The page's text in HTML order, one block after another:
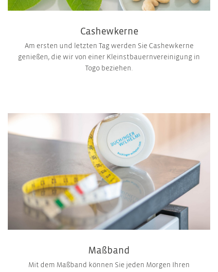
Cashewkerne
Am ersten und letzten Tag werden Sie Cashewkerne
genießen, die wir von einer Kleinstbauernvereinigung in
Togo beziehen.
Maßband
Mit dem Maßband können Sie jeden Morgen Ihren